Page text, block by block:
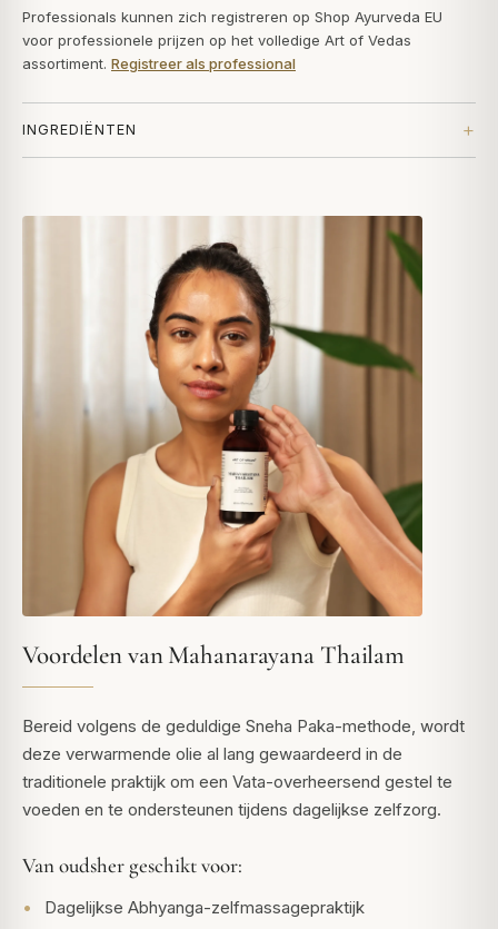
Professionals kunnen zich registreren op Shop Ayurveda EU
voor professionele prijzen op het volledige Art of Vedas
assortiment. Registreer als professional
INGREDIËNTEN
Voordelen van Mahanarayana Thailam
Bereid volgens de geduldige Sneha Paka-methode, wordt
deze verwarmende olie al lang gewaardeerd in de
traditionele praktijk om een Vata-overheersend gestel te
voeden en te ondersteunen tijdens dagelijkse zelfzorg.
Van oudsher geschikt voor:
Dagelijkse Abhyanga-zelfmassagepraktijk